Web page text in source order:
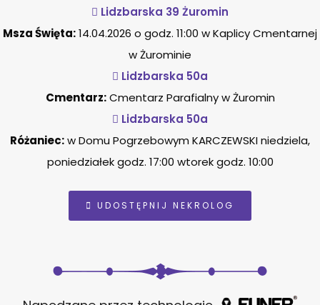
Lidzbarska 39 Żuromin
Msza Święta:14.04.2026 o godz. 11:00 w Kaplicy Cmentarnej
w Żurominie
Lidzbarska 50a
Cmentarz:Cmentarz Parafialny w Żuromin
Lidzbarska 50a
Różaniec:w Domu Pogrzebowym KARCZEWSKI niedziela,
poniedziałek godz. 17:00 wtorek godz. 10:00
UDOSTĘPNIJ NEKROLOG